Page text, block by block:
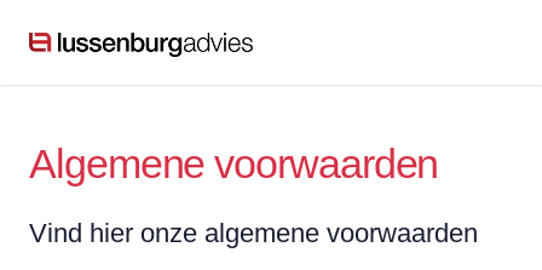
Algemene voorwaarden
Vind hier onze algemene voorwaarden